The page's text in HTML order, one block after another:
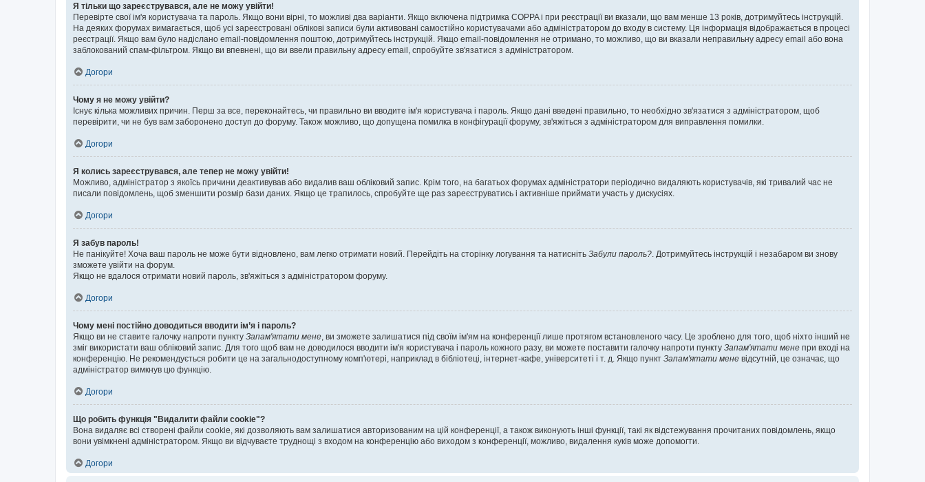
Я тільки що зареєструвався, але не можу увійти!
Перевірте свої ім'я користувача та пароль. Якщо вони вірні, то можливі два варіанти. Якщо включена підтримка COPPA і при реєстрації ви вказали, що вам менше 13 років, дотримуйтесь інструкцій.
На деяких форумах вимагається, щоб усі зареєстровані облікові записи були активовані самостійно користувачами або адміністратором до входу в систему. Ця інформація відображається в процесі
реєстрації. Якщо вам було надіслано email-повідомлення поштою, дотримуйтесь інструкцій. Якщо email-повідомлення не отримано, то можливо, що ви вказали неправильну адресу email або вона
заблокований спам-фільтром. Якщо ви впевнені, що ви ввели правильну адресу email, спробуйте зв'язатися з адміністратором.
Догори
Чому я не можу увійти?
Існує кілька можливих причин. Перш за все, переконайтесь, чи правильно ви вводите ім'я користувача і пароль. Якщо дані введені правильно, то необхідно зв'язатися з адміністратором, щоб
перевірити, чи не був вам заборонено доступ до форуму. Також можливо, що допущена помилка в конфігурації форуму, зв'яжіться з адміністратором для виправлення помилки.
Догори
Я колись зареєструвався, але тепер не можу увійти!
Можливо, адміністратор з якоїсь причини деактивував або видалив ваш обліковий запис. Крім того, на багатьох форумах адміністратори періодично видаляють користувачів, які тривалий час не
писали повідомлень, щоб зменшити розмір бази даних. Якщо це трапилось, спробуйте ще раз зареєструватись і активніше приймати участь у дискусіях.
Догори
Я забув пароль!
Не панікуйте! Хоча ваш пароль не може бути відновлено, вам легко отримати новий. Перейдіть на сторінку логування та натисніть Забули пароль? . Дотримуйтесь інструкцій і незабаром ви знову
зможете увійти на форум.
Якщо не вдалося отримати новий пароль, зв'яжіться з адміністратором форуму.
Догори
Чому мені постійно доводиться вводити ім’я і пароль?
Якщо ви не ставите галочку напроти пункту Запам'ятати мене , ви зможете залишатися під своїм ім'ям на конференції лише протягом встановленого часу. Це зроблено для того, щоб ніхто інший не
зміг використати ваш обліковий запис. Для того щоб вам не доводилося вводити ім'я користувача і пароль кожного разу, ви можете поставити галочку напроти пункту Запам'ятати мене при вході на
конференцію. Не рекомендується робити це на загальнодоступному комп'ютері, наприклад в бібліотеці, інтернет-кафе, університеті і т. д. Якщо пункт Запам'ятати мене відсутній, це означає, що
адміністратор вимкнув цю функцію.
Догори
Що робить функція "Видалити файли cookie"?
Вона видаляє всі створені файли cookie, які дозволяють вам залишатися авторизованим на цій конференції, а також виконують інші функції, такі як відстежування прочитаних повідомлень, якщо
вони увімкнені адміністратором. Якщо ви відчуваєте труднощі з входом на конференцію або виходом з конференції, можливо, видалення куків може допомогти.
Догори